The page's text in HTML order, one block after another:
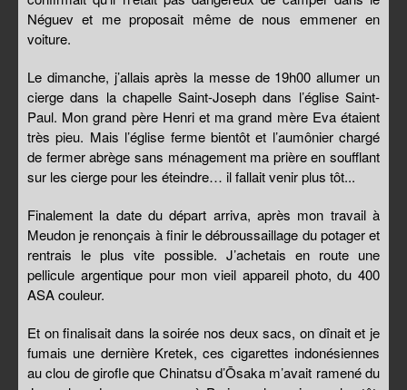
Néguev et me proposait même de nous emmener en
voiture.
Le dimanche, j’allais après la messe de 19h00 allumer un
cierge dans la chapelle Saint-Joseph dans l’église Saint-
Paul. Mon grand père Henri et ma grand mère Eva étaient
très pieu. Mais l’église ferme bientôt et l’aumônier chargé
de fermer abrège sans ménagement ma prière en soufflant
sur les cierge pour les éteindre… il fallait venir plus tôt...
Finalement la date du départ arriva, après mon travail à
Meudon je renonçais à finir le débroussaillage du potager et
rentrais le plus vite possible. J’achetais en route une
pellicule argentique pour mon vieil appareil photo, du 400
ASA couleur.
Et on finalisait dans la soirée nos deux sacs, on dînait et je
fumais une dernière Kretek, ces cigarettes indonésiennes
au clou de girofle que Chinatsu d’Ōsaka m’avait ramené du